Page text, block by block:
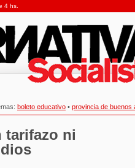
4 hs.
boleto educativo • provincia de buenos
tarifazo ni